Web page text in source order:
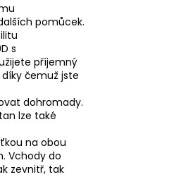
pomůcek.
s
příjemný
čemuž jste
dohromady.
lze také
na obou
Vchody do
zevnitř, tak